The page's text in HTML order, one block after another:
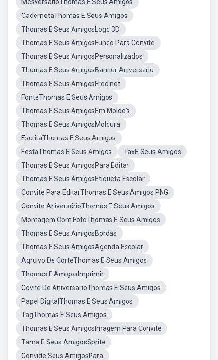
MesversárioThomas E Seus Amigos
CadernetaThomas E Seus Amigos
Thomas E Seus AmigosLogo 3D
Thomas E Seus AmigosFundo Para Convite
Thomas E Seus AmigosPersonalizados
Thomas E Seus AmigosBanner Aniversario
Thomas E Seus AmigosFredinet
FonteThomas E Seus Amigos
Thomas E Seus AmigosEm Molde's
Thomas E Seus AmigosMoldura
EscritaThomas E Seus Amigos
FestaThomas E Seus Amigos
TaxE Seus Amigos
Thomas E Seus AmigosPara Editar
Thomas E Seus AmigosEtiqueta Escolar
Convite Para EditarThomas E Seus Amigos PNG
Convite AniversárioThomas E Seus Amigos
Montagem Com FotoThomas E Seus Amigos
Thomas E Seus AmigosBordas
Thomas E Seus AmigosAgenda Escolar
Aqruivo De CorteThomas E Seus Amigos
Thomas E AmigosImprimir
Covite De AniversarioThomas E Seus Amigos
Papel DigitalThomas E Seus Amigos
TagThomas E Seus Amigos
Thomas E Seus AmigosImagem Para Convite
Tama E Seus AmigosSprite
Convide Seus AmigosPara